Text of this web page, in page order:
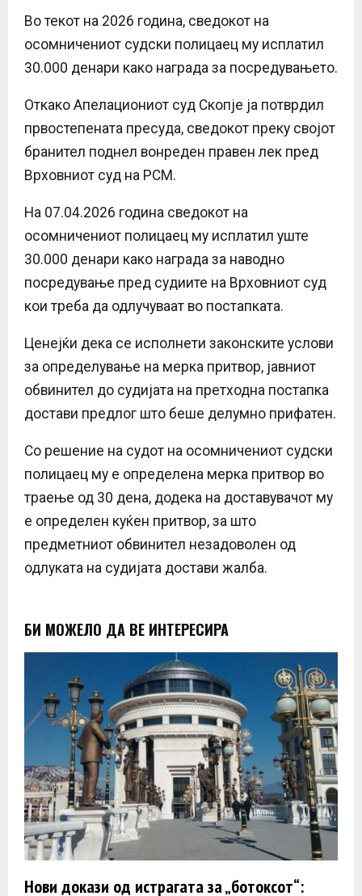
Во текот на 2026 година, сведокот на
осомничениот судски полицаец му исплатил
30.000 денари како награда за посредувањето.
Откако Апелациониот суд Скопје ја потврдил
првостепената пресуда, сведокот преку својот
бранител поднел вонреден правен лек пред
Врховниот суд на РСМ.
На 07.04.2026 година сведокот на
осомничениот полицаец му исплатил уште
30.000 денари како награда за наводно
посредување пред судиите на Врховниот суд
кои треба да одлучуваат во постапката.
Ценејќи дека се исполнети законските услови
за определување на мерка притвор, јавниот
обвинител до судијата на претходна постапка
достави предлог што беше делумно прифатен.
Со решение на судот на осомничениот судски
полицаец му е определена мерка притвор во
траење од 30 дена, додека на доставувачот му
е определен куќен притвор, за што
предметниот обвинител незадоволен од
одлуката на судијата достави жалба.
БИ МОЖЕЛО ДА ВЕ ИНТЕРЕСИРА
Нови докази од истрагата за „ботоксот“: